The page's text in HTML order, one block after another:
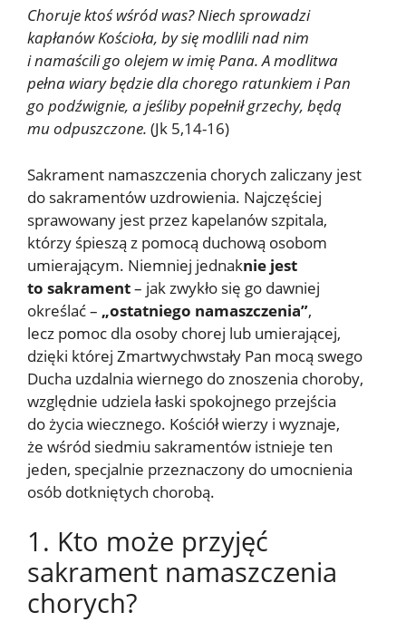
Choruje ktoś wśród was? Niech sprowadzi
kapłanów Kościoła, by się modlili nad nim
i namaścili go olejem w imię Pana. A modlitwa
pełna wiary będzie dla chorego ratunkiem i Pan
go podźwignie, a jeśliby popełnił grzechy, będą
mu odpuszczone. (Jk 5,14-16)
Sakrament namaszczenia chorych zaliczany jest
do sakramentów uzdrowienia. Najczęściej
sprawowany jest przez kapelanów szpitala,
którzy śpieszą z pomocą duchową osobom
umierającym. Niemniej jednaknie jest
to sakrament– jak zwykło się go dawniej
określać – „ostatniego namaszczenia”,
lecz pomoc dla osoby chorej lub umierającej,
dzięki której Zmartwychwstały Pan mocą swego
Ducha uzdalnia wiernego do znoszenia choroby,
względnie udziela łaski spokojnego przejścia
do życia wiecznego. Kościół wierzy i wyznaje,
że wśród siedmiu sakramentów istnieje ten
jeden, specjalnie przeznaczony do umocnienia
osób dotkniętych chorobą.
1. Kto może przyjęć
sakrament namaszczenia
chorych?